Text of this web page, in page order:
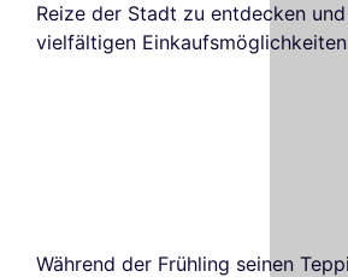
Reize der Stadt zu entdecken
vielfältigen
Während der Frühling seinen